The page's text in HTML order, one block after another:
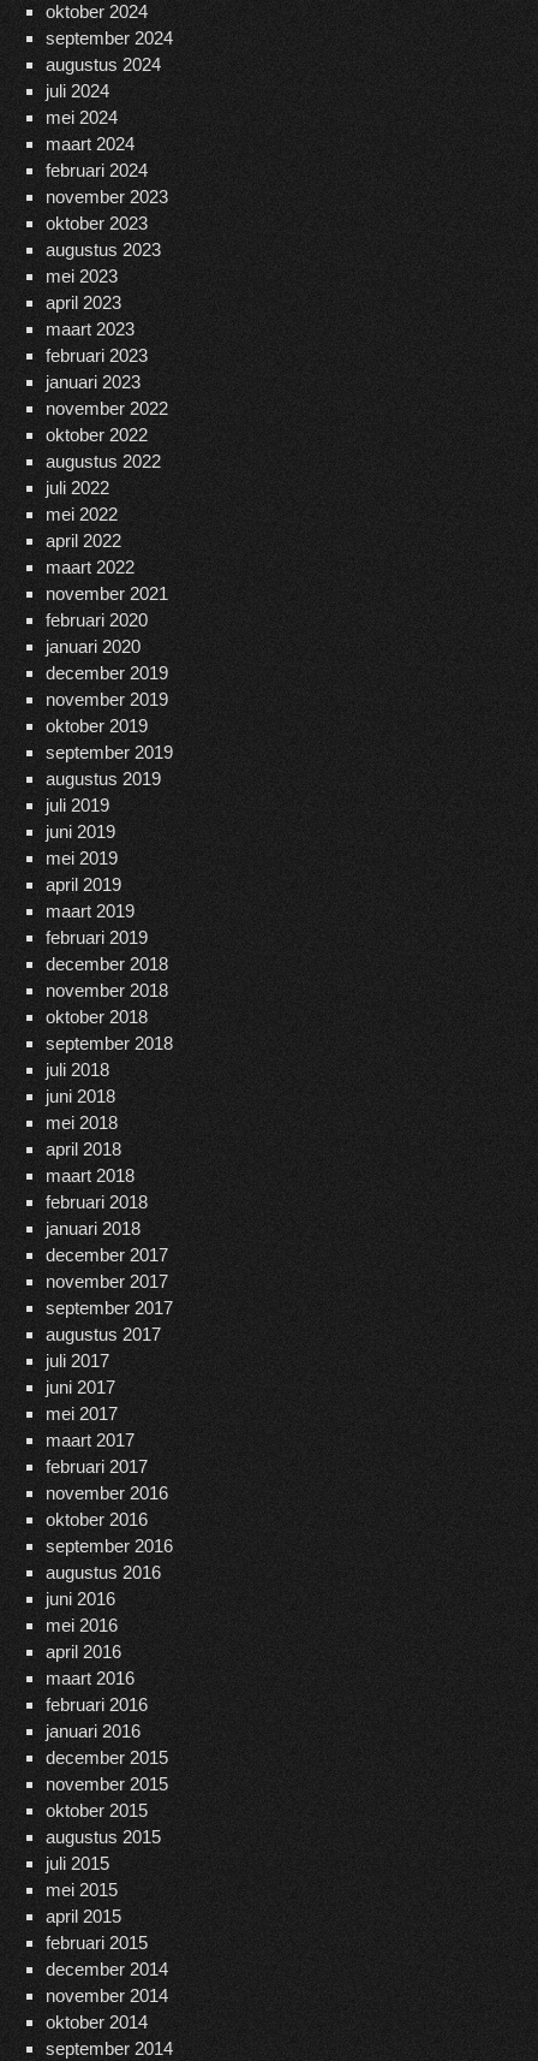
oktober 2024
september 2024
augustus 2024
juli 2024
mei 2024
maart 2024
februari 2024
november 2023
oktober 2023
augustus 2023
mei 2023
april 2023
maart 2023
februari 2023
januari 2023
november 2022
oktober 2022
augustus 2022
juli 2022
mei 2022
april 2022
maart 2022
november 2021
februari 2020
januari 2020
december 2019
november 2019
oktober 2019
september 2019
augustus 2019
juli 2019
juni 2019
mei 2019
april 2019
maart 2019
februari 2019
december 2018
november 2018
oktober 2018
september 2018
juli 2018
juni 2018
mei 2018
april 2018
maart 2018
februari 2018
januari 2018
december 2017
november 2017
september 2017
augustus 2017
juli 2017
juni 2017
mei 2017
maart 2017
februari 2017
november 2016
oktober 2016
september 2016
augustus 2016
juni 2016
mei 2016
april 2016
maart 2016
februari 2016
januari 2016
december 2015
november 2015
oktober 2015
augustus 2015
juli 2015
mei 2015
april 2015
februari 2015
december 2014
november 2014
oktober 2014
september 2014